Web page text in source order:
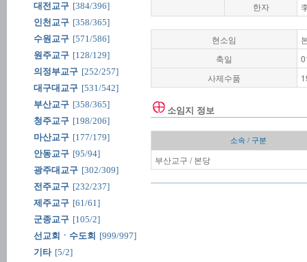
대전교구 [384/396]
인천교구 [358/365]
수원교구 [571/586]
원주교구 [128/129]
의정부교구 [252/257]
대구대교구 [531/542]
부산교구 [358/365]
청주교구 [198/206]
마산교구 [177/179]
안동교구 [95/94]
광주대교구 [302/309]
전주교구 [232/237]
제주교구 [61/61]
군종교구 [105/2]
선교회ㆍ수도회 [999/997]
기타 [5/2]
한자
현소임
축일
사제수품
소임지 정보
소속 / 구분
부산교구 / 본당